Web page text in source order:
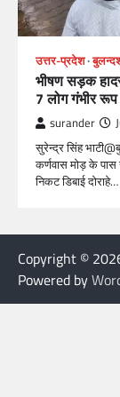
उत्तर-प्रदेश
भीषण सड़क
7 लोग गंभीर
surander
सुरेन्द्र सिंह
कर्णवास मोड़ के
निकट डिबाई दोराहे…
Copyright ©
Powered by